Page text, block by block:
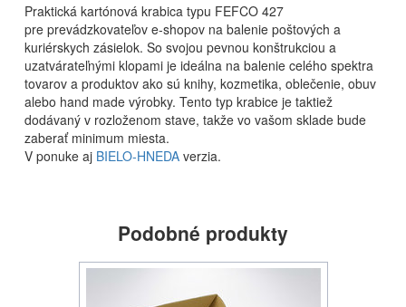
Praktická kartónová krabica typu FEFCO 427
pre prevádzkovateľov e-shopov na balenie poštových a
kuriérskych zásielok. So svojou pevnou konštrukciou a
uzatvárateľnými klopami je ideálna na balenie celého spektra
tovarov a produktov ako sú knihy, kozmetika, oblečenie, obuv
alebo hand made výrobky. Tento typ krabice je taktiež
dodávaný v rozloženom stave, takže vo vašom sklade bude
zaberať minimum miesta.
V ponuke aj BIELO-HNEDA verzia.
Podobné produkty